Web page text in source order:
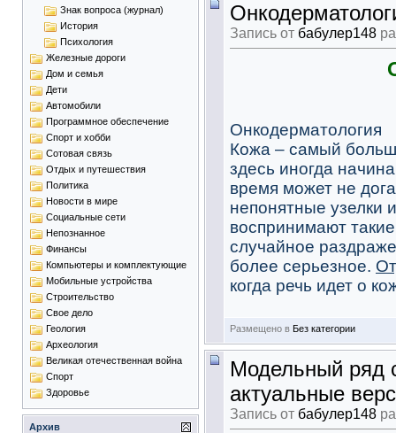
Запись от бабулер148
Онкодерматология
Кожа – самый
здесь иногда
время может не
непонятные узелки
воспринимают
случайное
более серьезное.
когда речь идет о
Размещено в Без категории
Модельный ряд
актуальные
Запись от бабулер148
Знак вопроса (журнал)
История
Психология
Железные дороги
Дом и семья
Дети
Автомобили
Программное обеспечение
Спорт и хобби
Сотовая связь
Отдых и путешествия
Политика
Новости в мире
Социальные сети
Непознанное
Финансы
Компьютеры и комплектующие
Мобильные устройства
Строительство
Свое дело
Геология
Археология
Великая отечественная война
Спорт
Здоровье
Архив